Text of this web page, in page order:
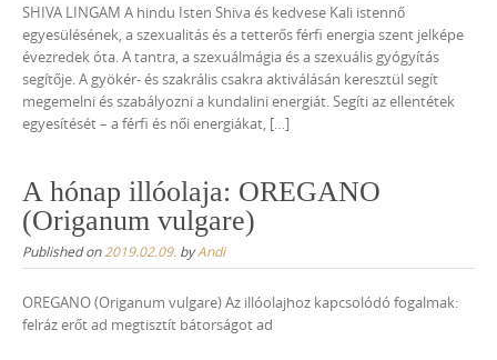
SHIVA LINGAM A hindu Isten Shiva és kedvese Kali istennő
egyesülésének, a szexualitás és a tetterős férfi energia szent jelképe
évezredek óta. A tantra, a szexuálmágia és a szexuális gyógyítás
segítője. A gyökér- és szakrális csakra aktiválásán keresztül segít
megemelni és szabályozni a kundalini energiát. Segíti az ellentétek
egyesítését – a férfi és női energiákat, […]
A hónap illóolaja: OREGANO
(Origanum vulgare)
Published on2019.02.09. byAndi
OREGANO (Origanum vulgare) Az illóolajhoz kapcsolódó fogalmak:
felráz erőt ad megtisztít bátorságot ad